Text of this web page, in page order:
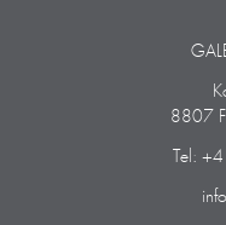
8807
Tel: